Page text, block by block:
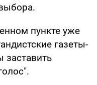
пункте уже
газеты-
заставить